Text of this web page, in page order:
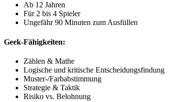
Ab 12 Jahren
Für 2 bis 4 Spieler
Ungefähr 90 Minuten zum Ausfüllen
Geek-Fähigkeiten:
Zählen & Mathe
Logische und kritische Entscheidungsfindung
Muster-/Farbabstimmung
Strategie & Taktik
Risiko vs. Belohnung